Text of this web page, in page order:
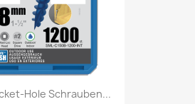
Hole Schrauben...